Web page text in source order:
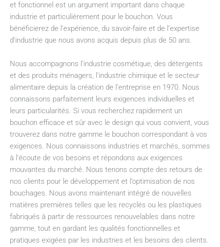
et fonctionnel est un argument important dans chaque
industrie et particulièrement pour le bouchon. Vous
bénéficierez de l’expérience, du savoir-faire et de l’expertise
d’industrie que nous avons acquis depuis plus de 50 ans.
Nous accompagnons l’industrie cosmétique, des détergents
et des produits ménagers, l’industrie chimique et le secteur
alimentaire depuis la création de l’entreprise en 1970. Nous
connaissons parfaitement leurs exigences individuelles et
leurs particularités. Si vous recherchez rapidement un
bouchon efficace et sûr avec le design qui vous convient, vous
trouverez dans notre gamme le bouchon correspondant à vos
exigences. Nous connaissons industries et marchés, sommes
à l’écoute de vos besoins et répondons aux exigences
mouvantes du marché. Nous tenons compte des retours de
nos clients pour le développement et l’optimisation de nos
bouchages. Nous avons maintenant intégré de nouvelles
matières premières telles que les recyclés ou les plastiques
fabriqués à partir de ressources renouvelables dans notre
gamme, tout en gardant les qualités fonctionnelles et
pratiques exigées par les industries et les besoins des clients.